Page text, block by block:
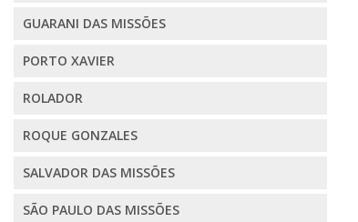
GUARANI DAS MISSÕES
PORTO XAVIER
ROLADOR
ROQUE GONZALES
SALVADOR DAS MISSÕES
SÃO PAULO DAS MISSÕES